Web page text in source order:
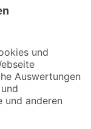
verpassen!